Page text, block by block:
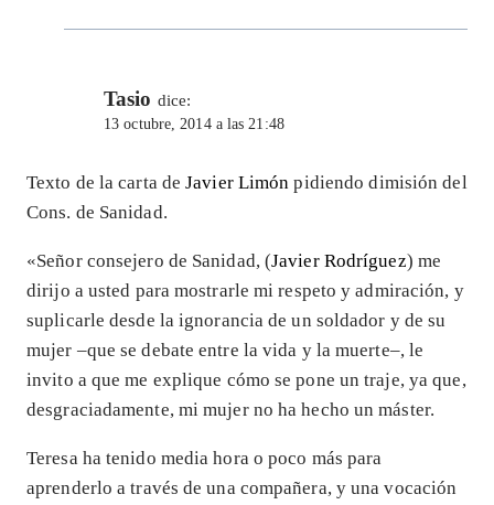
Tasio dice:
13 octubre, 2014 a las 21:48
Texto de la carta deJavier Limón pidiendo dimisión del
Cons. de Sanidad.
«Señor consejero de Sanidad, (Javier Rodríguez) me
dirijo a usted para mostrarle mi respeto y admiración, y
suplicarle desde la ignorancia de un soldador y de su
mujer –que se debate entre la vida y la muerte–, le
invito a que me explique cómo se pone un traje, ya que,
desgraciadamente, mi mujer no ha hecho un máster.
Teresa ha tenido media hora o poco más para
aprenderlo a través de una compañera, y una vocación